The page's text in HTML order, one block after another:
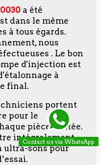
a été
dans le même
à tous égards.
nous
. Le bon
d'injection est
à
final.
portent
pour le
pièce traitée.
intégralement
ultra-sons pour
Contact us via WhatsApp